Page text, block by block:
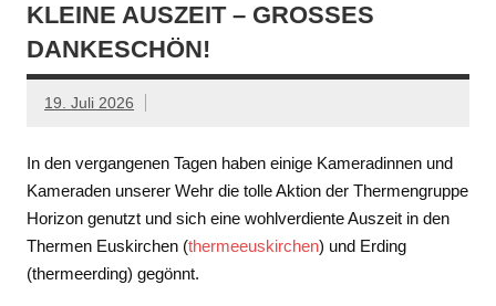
KLEINE AUSZEIT – GROSSES D
ANKESCHÖN!
19. Juli 2026
In den vergangenen Tagen haben einige Kameradinnen und
Kameraden unserer Wehr die tolle Aktion der Thermengruppe
Horizon genutzt und sich eine wohlverdiente Auszeit in den
Thermen Euskirchen (thermeeuskirchen) und Erding
(thermeerding) gegönnt.